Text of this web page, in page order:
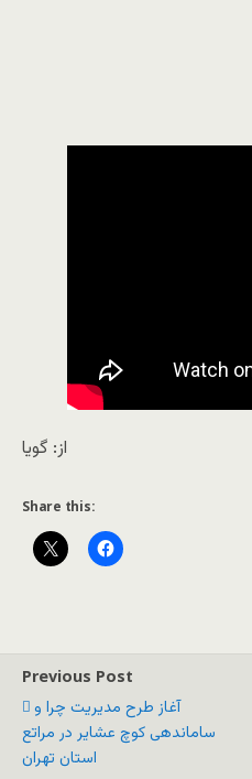
Share this:
Previous Post
آغاز طرح مدیریت چرا و
ساماندهی کوچ عشایر در مراتع
استان تهران